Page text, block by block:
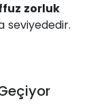
zorluk
seviyededir.